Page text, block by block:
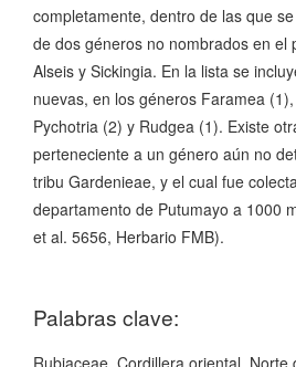
completamente, dentro de las que
de dos géneros no nombrados en el
Alseis y Sickingia. En la lista se
nuevas, en los géneros Faramea
Pychotria (2) y Rudgea (1). Existe
perteneciente a un género aún no
tribu Gardenieae, y el cual fue
departamento de Putumayo a 1000
et al. 5656, Herbario FMB).
Palabras clave:
Rubiaceae, Cordillera oriental, Norte